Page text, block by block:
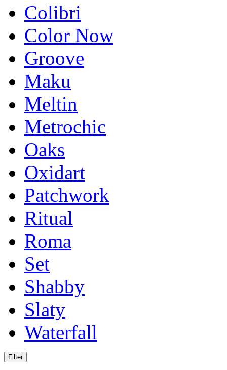
Colibri
Color Now
Groove
Maku
Meltin
Metrochic
Oaks
Oxidart
Patchwork
Ritual
Roma
Set
Shabby
Slaty
Waterfall